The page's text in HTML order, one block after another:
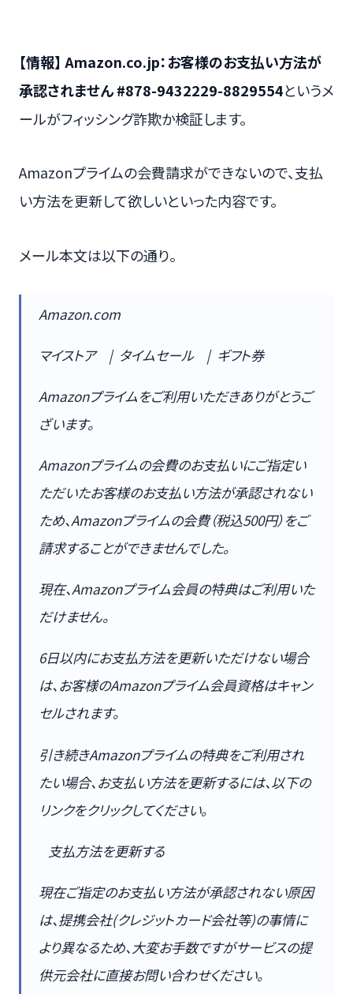
【情報】 Amazon.co.jp：お客様のお支払い方法が
承認されません #878-9432229-8829554というメ
ールがフィッシング詐欺か検証します。
Amazonプライムの会費請求ができないので、支払
い方法を更新して欲しいといった内容です。
メール本文は以下の通り。
Amazon.com
マイストア | タイムセール | ギフト券
Amazonプライムをご利用いただきありがとうご
ざいます。
Amazonプライムの会費のお支払いにご指定い
ただいたお客様のお支払い方法が承認されない
ため、Amazonプライムの会費（税込500円）をご
請求することができませんでした。
現在、Amazonプライム会員の特典はご利用いた
だけません。
6日以内にお支払方法を更新いただけない場合
は、お客様のAmazonプライム会員資格はキャン
セルされます。
引き続きAmazonプライムの特典をご利用され
たい場合、お支払い方法を更新するには、以下の
リンクをクリックしてください。
支払方法を更新する
現在ご指定のお支払い方法が承認されない原因
は、提携会社(クレジットカード会社等)の事情に
より異なるため、大変お手数ですがサービスの提
供元会社に直接お問い合わせください。